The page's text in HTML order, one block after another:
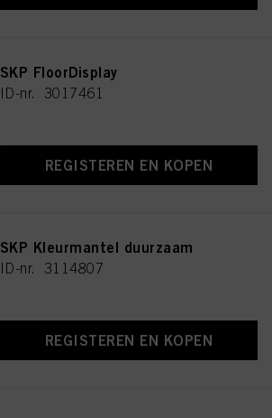
SKP FloorDisplay
ID-nr. 3017461
REGISTEREN EN KOPEN
SKP Kleurmantel duurzaam
ID-nr. 3114807
REGISTEREN EN KOPEN